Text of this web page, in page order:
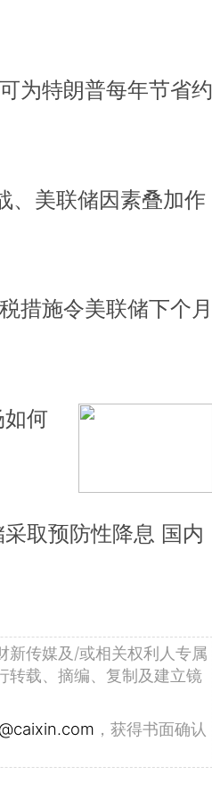
为特朗普每年节省约
、美联储因素叠加作
措施令美联储下个月
何
采取预防性降息 国内
新传媒及/或相关权利人专属
转载、摘编、复制及建立镜
，获得书面确认